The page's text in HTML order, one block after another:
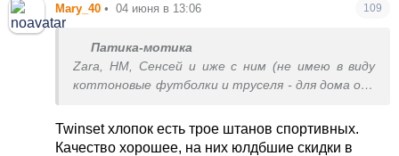
Mary_40 • 04 июня в 13:06 109
Патика-мотика
Zara, НМ, Сенсей и иже с ним (не имею в виду
коттоновые футболки и труселя - для дома они
Ну, странно было бы ожидать от брендов +/-
Twinset хлопок есть трое штанов спортивных.
Качество хорошее, на них юлдбшие скидки в